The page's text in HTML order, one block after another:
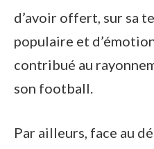
d’avoir offert, sur sa
populaire et
contribué au
son football.
Par ailleurs, face au